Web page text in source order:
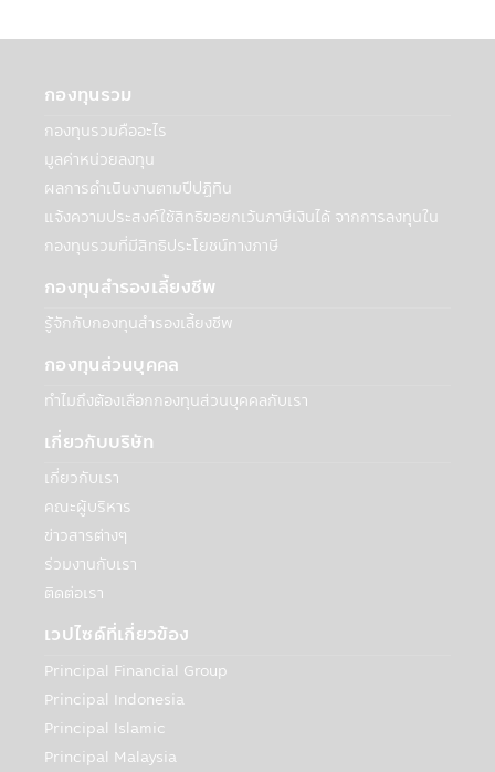
โฆษณาสำหรับผลิตภัณฑ์และบริการ และบริษัท
ษัทฯแก่ท่าน
• ผู้เชี่ยวชาญด้านต่างๆ ที่ได้รับมอบหมายจา
กบริษัทฯเพื่อช่วยการบริการจัดการเงินลงทุน
ของท่าน
• เมื่อต้องเปิดเผยตามที่กฎหมายกำหนด เช่น
กรมสรรพากร, ผู้ควบคุมกฎระเบียบ เช่น
สำนักงานคณะกรรมการหลักทรัพย์และ
ตลาดหลักทรัพย์ (กลต.)
• สถาบันการเงินอื่นๆ ที่บริษัทฯได้ร่วมเป็น
พันธมิตรเพื่อสร้างและเสนอผลิตภัณฑ์หรือ
บริการ: บริษัทฯอาจเปิดเผยข้อมูลส่วนบุคคลกับ
สถาบันการเงินอื่นๆ ที่เป็นพันธมิตรเพื่อร่วมกัน
สร้างและเสนอผลิตภัณฑ์ เช่น ธนาคาร
Synchrony ที่เกี่ยวข้องกับบัญชีธนาคารของ
ท่านในกรณีที่ต้องการโอนเงินจากบัญชีของท่าน
หรือเข้าบัญชีของเท่าน สถาบันการเงินเหล่านี้
อาจใช้ข้อมูลนี้เฉพาะเพื่อทำการตลาดและนำ
เสนอผลิตภัณฑ์ที่เกี่ยวข้องกับบริษัทเท่านั้น
• การจัดทำข้อมูลสถิติที่รวบรวมไว้กับบุคคล
ภายนอก รวมถึงธุรกิจอื่นๆ และประชาชนทั่วไป
เกี่ยวกับวิธีการ เวลา และเหตุผลที่ผู้ใช้ไปที่
เว็บไซต์และใช้บริการของบริษัทฯ ข้อมูลนี้จะไม่
เว็บไซต์หรือบริการของท่าน ทั้งนี้บริษัทฯจะไม่
เปิดเผยข้อมูลส่วนบุคคลของท่านกับบุคคล
ภายนอกเพื่อวัตถุประสงค์ด้านการตลาดโดย
ปราศจากความยินยอมของท่าน
กองทุนรวม
กองทุนรวมคืออะไร
มูลค่าหน่วยลงทุน
ผลการดำเนินงานตามปีปฏิทิน
แจ้งความประสงค์ใช้สิทธิขอยกเว้นภาษีเงินได้ จากการลงทุนใน
กองทุนรวมที่มีสิทธิประโยชน์ทางภาษี
กองทุนสำรองเลี้ยงชีพ
รู้จักกับกองทุนสำรองเลี้ยงชีพ
กองทุนส่วนบุคคล
ทำไมถึงต้องเลือกกองทุนส่วนบุคคลกับเรา
เกี่ยวกับบริษัท
เกี่ยวกับเรา
คณะผู้บริหาร
ข่าวสารต่างๆ
ร่วมงานกับเรา
ติดต่อเรา
เวปไซด์ที่เกี่ยวข้อง
Principal Financial Group
Principal Indonesia
Principal Islamic
Principal Malaysia